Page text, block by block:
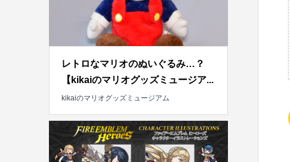
レトロなマリオのぬいぐるみ…？
【kikaiのマリオグッズミュージア...
kikaiのマリオグッズミュージアム